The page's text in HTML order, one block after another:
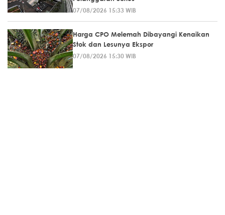
07/08/2026 15:33 WIB
Harga CPO Melemah Dibayangi Kenaikan
Stok dan Lesunya Ekspor
07/08/2026 15:30 WIB